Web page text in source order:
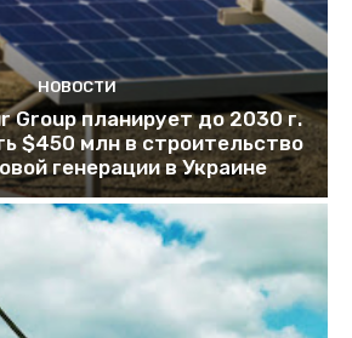
НОВОСТИ
Group планирует до 2030 г.
$450 млн в строительство
генерации в Украине